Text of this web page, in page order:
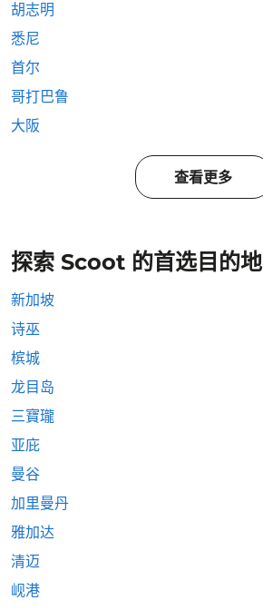
胡志明
悉尼
首尔
哥打巴鲁
大阪
查看更多
探索 Scoot 的首选目的地
新加坡
诗巫
槟城
龙目岛
三寶瓏
亚庇
曼谷
加里曼丹
雅加达
清迈
岘港